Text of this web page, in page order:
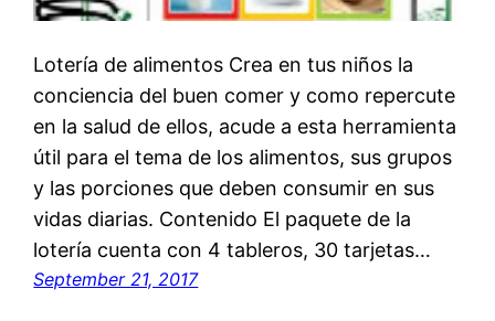
Lotería de alimentos Crea en tus niños la
conciencia del buen comer y como repercute
en la salud de ellos, acude a esta herramienta
útil para el tema de los alimentos, sus grupos
y las porciones que deben consumir en sus
vidas diarias. Contenido El paquete de la
lotería cuenta con 4 tableros, 30 tarjetas…
September 21, 2017